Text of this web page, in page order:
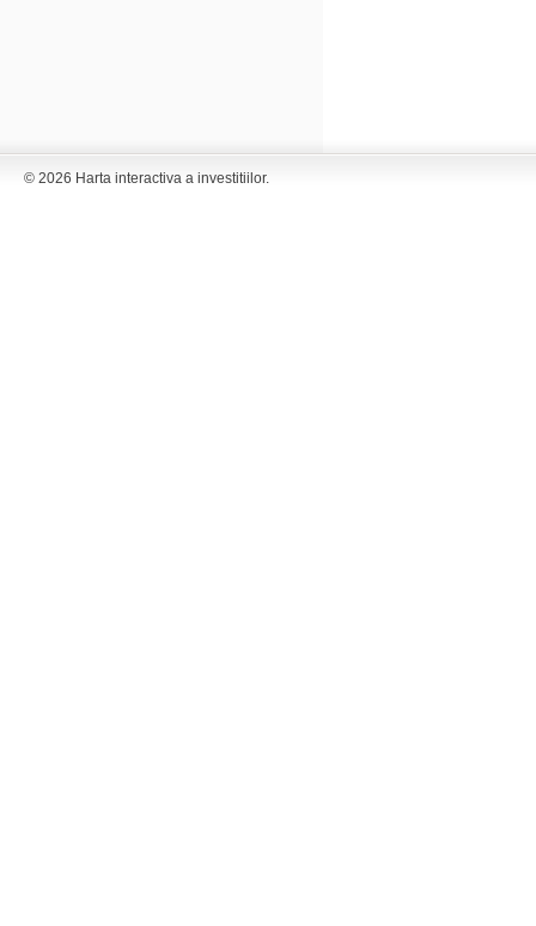
© 2026 Harta interactiva a investitiilor.